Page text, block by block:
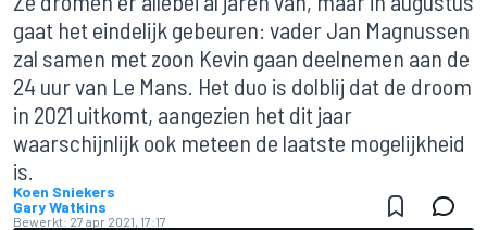
gaat het eindelijk gebeuren: vader Jan Magnussen
zal samen met zoon Kevin gaan deelnemen aan de
24 uur van Le Mans. Het duo is dolblij dat de droom
in 2021 uitkomt, aangezien het dit jaar
waarschijnlijk ook meteen de laatste mogelijkheid
is.
Koen Sniekers
Gary Watkins
Bewerkt: 27 apr 2021, 17:17